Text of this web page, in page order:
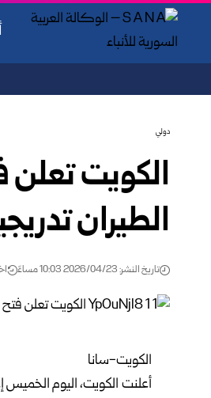
دولي
الكويت تعلن
الطيران
تاريخ النشر: 2026/04/23 10:03 مساءً اخر
الكويت-سانا
أعلنت الكويت، اليوم الخميس